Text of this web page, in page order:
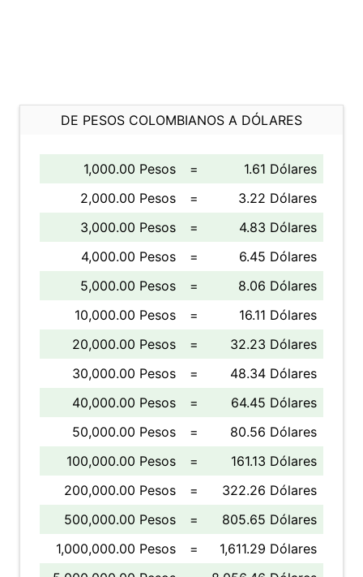
DE PESOS COLOMBIANOS A DÓLARES
1,000.00 Pesos =
1.61 Dólares
2,000.00 Pesos
=
3.22 Dólares
3,000.00 Pesos
=
4.83 Dólares
4,000.00 Pesos
=
6.45 Dólares
5,000.00 Pesos
=
8.06 Dólares
10,000.00 Pesos
=
16.11 Dólares
20,000.00 Pesos
=
32.23 Dólares
30,000.00 Pesos
=
48.34 Dólares
40,000.00 Pesos
=
64.45 Dólares
50,000.00 Pesos
=
80.56 Dólares
100,000.00 Pesos
=
161.13 Dólares
200,000.00 Pesos
=
322.26 Dólares
500,000.00 Pesos
=
805.65 Dólares
1,000,000.00 Pesos
=
1,611.29 Dólares